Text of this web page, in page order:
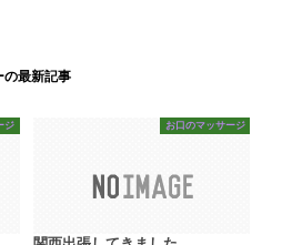
の最新記事
ジ お口のマッサージ